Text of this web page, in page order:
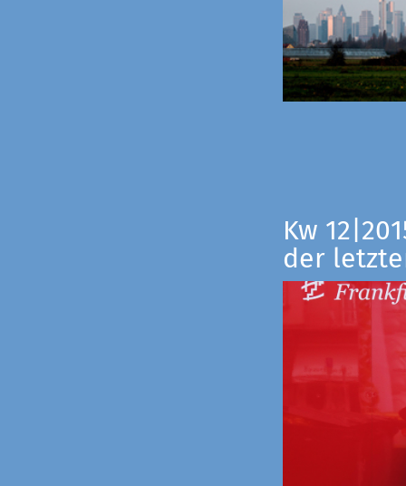
Kw
der